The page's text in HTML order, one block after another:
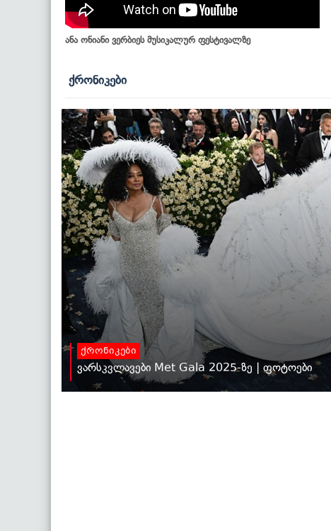
ანა ონიანი ვერბიეს მუსიკალურ ფესტივალზე
ქრონიკები
ქრონიკები
ვარსკვლავები Met Gala 2025-ზე | ფოტოები